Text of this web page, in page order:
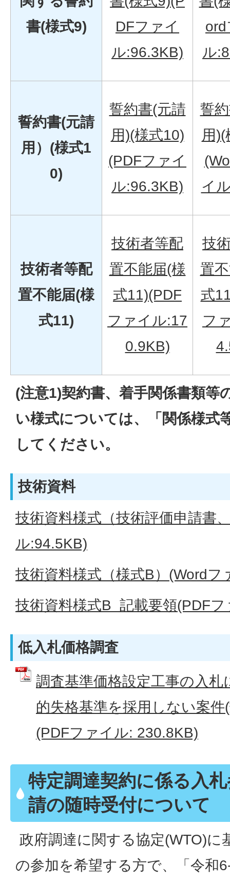
書(様式9)
DFファイ
ル:96.3KB)
ル
誓約書(元請
用）(様式1
0)
誓約書(元請
用)(様式10)
(PDFファイ
ル:96.3KB)
誓
用)(
イ
技術者等配
置不能届(様
式11)
技術者等配
置不能届(様
式11)(PDF
ファイル:17
0.9KB)
技
置
式
フ
(注意1)契約書、着手関係書類等
い様式については、「関係様式
してください。
技術資料
技術資料様式（技術評価申請書
ル:94.5KB)
技術資料様式（様式B）(Wordフ
技術資料様式B 記載要領(PDF
低入札価格調査
調査基準価格設定工事の入
的失格基準を採用しない案
(PDFファイル: 230.8KB)
特定調達契約に係る入
請の随時受付について
政府調達に関する協定(WTO)に
の参加を希望する方で、「令和